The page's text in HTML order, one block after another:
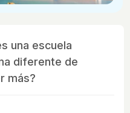
una escuela
diferente de
más?